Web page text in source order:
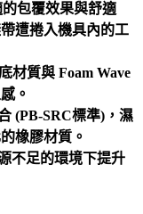
包覆效果與舒適
遭捲入機具內的工
材質與 Foam Wave
。
(PB-SRC標準)，濕
橡膠材質。
不足的環境下提升